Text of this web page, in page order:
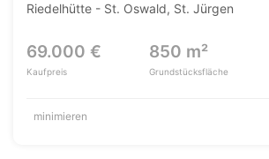
Riedelhütte - St. Oswald, St. Jürgen
69.000 €
Kaufpreis
850 m²
Grundstücksfläche
minimieren